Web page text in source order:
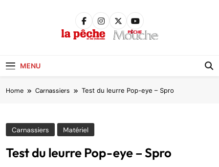
MENU
Home Carnassiers Test du leurre Pop-eye – Spro
Carnassiers Matériel
Test du leurre Pop-eye – Spro